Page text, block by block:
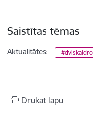
Saistītas tēmas
Aktualitātes: #dviskaidro
Drukāt lapu